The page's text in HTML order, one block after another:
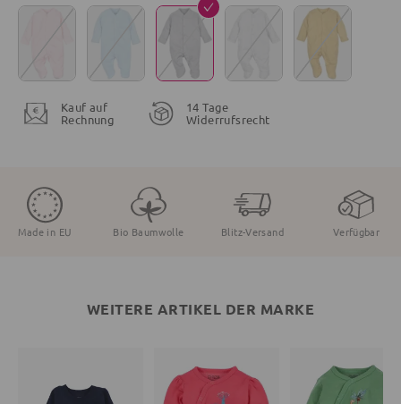
Kauf auf
Rechnung
14 Tage
Widerrufsrecht
Made in EU Bio Baumwolle Blitz-Versand Verfügbar
WEITERE ARTIKEL DER MARKE